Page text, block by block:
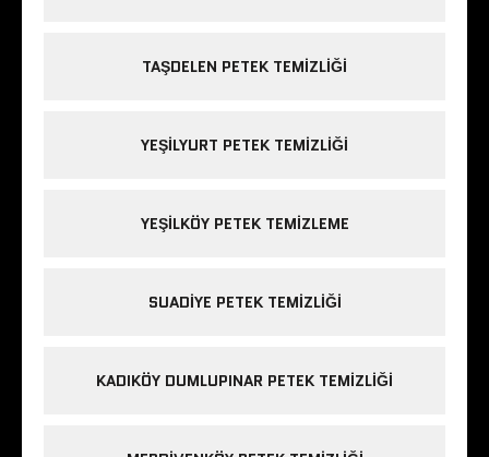
TAŞDELEN PETEK TEMIZLIĞI
YEŞILYURT PETEK TEMIZLIĞI
YEŞILKÖY PETEK TEMIZLEME
SUADIYE PETEK TEMIZLIĞI
KADIKÖY DUMLUPINAR PETEK TEMIZLIĞI